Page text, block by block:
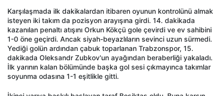
Karşılaşmada ilk dakikalardan itibaren oyunun kontrolünü almak
isteyen iki takım da pozisyon arayışına girdi. 14. dakikada
kazanılan penaltı atışını Orkun Kökçü gole çevirdi ve ev sahibini
1-0 öne geçirdi. Ancak siyah-beyazlıların sevinci uzun sürmedi.
Yediği golün ardından çabuk toparlanan Trabzonspor, 15.
dakikada Oleksandr Zubkov'un ayağından beraberliği yakaladı.
İlk yarının kalan bölümünde başka gol sesi çıkmayınca takımlar
soyunma odasına 1-1 eşitlikle gitti.